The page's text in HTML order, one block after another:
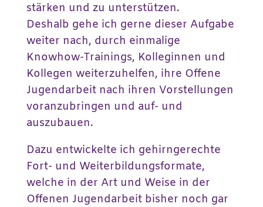
stärken und zu unterstützen.
Deshalb gehe ich gerne dieser Aufgabe
weiter nach, durch einmalige
Knowhow-Trainings, Kolleginnen und
Kollegen weiterzuhelfen, ihre Offene
Jugendarbeit nach ihren Vorstellungen
voranzubringen und auf- und
auszubauen.
Dazu entwickelte ich gehirngerechte
Fort- und Weiterbildungsformate,
welche in der Art und Weise in der
Offenen Jugendarbeit bisher noch gar